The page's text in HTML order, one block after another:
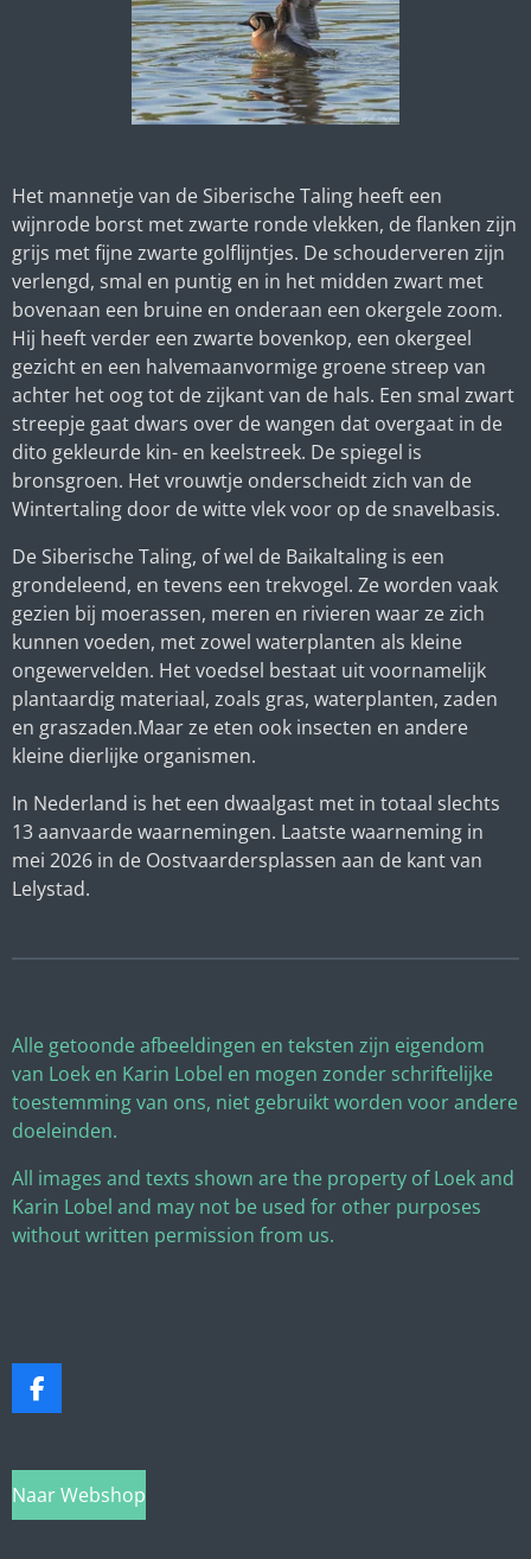
Het mannetje van de Siberische Taling heeft een
wijnrode borst met zwarte ronde vlekken, de flanken zijn
grijs met fijne zwarte golflijntjes. De schouderveren zijn
verlengd, smal en puntig en in het midden zwart met
bovenaan een bruine en onderaan een okergele zoom.
Hij heeft verder een zwarte bovenkop, een okergeel
gezicht en een halvemaanvormige groene streep van
achter het oog tot de zijkant van de hals. Een smal zwart
streepje gaat dwars over de wangen dat overgaat in de
dito gekleurde kin- en keelstreek. De spiegel is
bronsgroen. Het vrouwtje onderscheidt zich van de
Wintertaling door de witte vlek voor op de snavelbasis.
De Siberische Taling, of wel de Baikaltaling is een
grondeleend, en tevens een trekvogel. Ze worden vaak
gezien bij moerassen, meren en rivieren waar ze zich
kunnen voeden, met zowel waterplanten als kleine
ongewervelden. Het voedsel bestaat uit voornamelijk
plantaardig materiaal, zoals gras, waterplanten, zaden
en graszaden.Maar ze eten ook insecten en andere
kleine dierlijke organismen.
In Nederland is het een dwaalgast met in totaal slechts
13 aanvaarde waarnemingen. Laatste waarneming in
mei 2026 in de Oostvaardersplassen aan de kant van
Lelystad.
Alle getoonde afbeeldingen en teksten zijn eigendom
van Loek en Karin Lobel en mogen zonder schriftelijke
toestemming van ons, niet gebruikt worden voor andere
doeleinden.
All images and texts shown are the property of Loek and
Karin Lobel and may not be used for other purposes
without written permission from us.
F
a
e
b
o
Naar Webshop